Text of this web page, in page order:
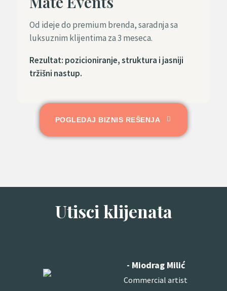
Od ideje do premium brenda, saradnja sa
luksuznim klijentima za 3 meseca.
Rezultat: pozicioniranje, struktura i jasniji
tržišni nastup.
POGLEDAJ BIZNIS REŠENJA
Utisci klijenata
- Miodrag Milić
Commercial artist